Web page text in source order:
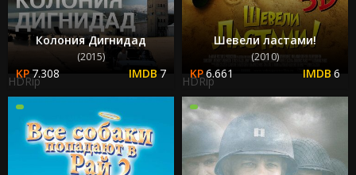
Колония Дигнидад
(2015)
7.308 7
HDRip
Шевели ластами!
(2010)
6.661 6
HDRip